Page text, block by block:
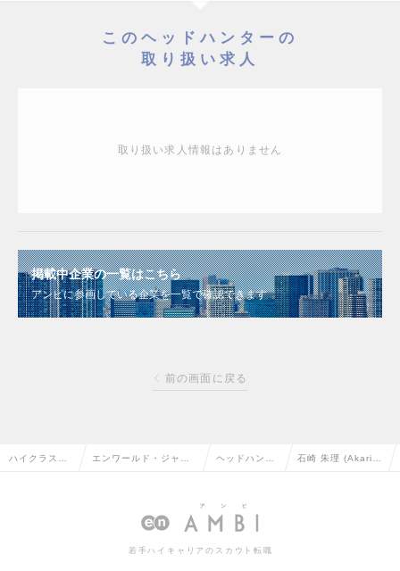
このヘッドハンターの
取り扱い求人
取り扱い求人情報はありません
掲載中企業の一覧はこちら
アンビに参画している企業を一覧で確認できます
前の画面に戻る
ハイクラス求 エンワールド・ジャパ ヘッドハンタ 石崎 朱理 (Akari I
若手ハイキャリアのスカウト転職